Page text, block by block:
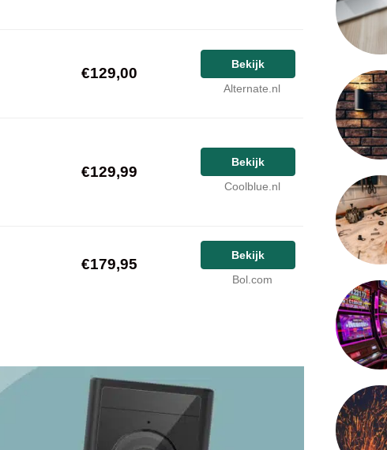
€129,00
Bekijk
Alternate.nl
€129,99
Bekijk
Coolblue.nl
€179,95
Bekijk
Bol.com